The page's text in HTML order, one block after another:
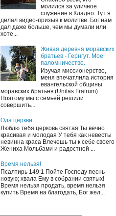
молился за уличное
служение в Кладно. Тут я
делал видео-призыв к молитве. Бог нам
дал даже больше, чем мы думали или
хоте...
Живая деревня моравских
братьев - Гернгут. Мое
паломничество.
Изучая миссионерство,
меня впечатлила история
евангельской общины
моравских братьев (Unitas Fratrum) .
Поэтому мы с семьей решили
совершить...
Ода церкви
Люблю тебя церковь святая Ты вечно
красивая и молодая У тебя как невесты
невинна краса Влечешь ты к себе своего
Жениха Мольбами и радостной ...
Время нельзя!
Псалтирь 149:1 Пойте Господу песнь
новую; хвала Ему в собрании святых!
Время нельзя продать, время нельзя
купить Время на благодать, Бог жел...